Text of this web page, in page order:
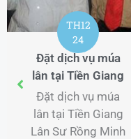
TH12
24
Đặt dịch vụ múa
lân tại Tiền Giang
Đặt dịch vụ múa
lân tại Tiền Giang
Lân Sư Rồng Minh